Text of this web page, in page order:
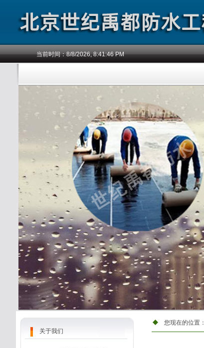
当前时间：8/8/2026, 8:41:46 PM
您现在的位置：
关于我们